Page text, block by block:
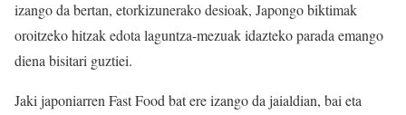
izango da bertan, etorkizunerako desioak, Japongo biktimak
oroitzeko hitzak edota laguntza-mezuak idazteko parada emango
diena bisitari guztiei.
Jaki japoniarren Fast Food bat ere izango da jaialdian, bai eta